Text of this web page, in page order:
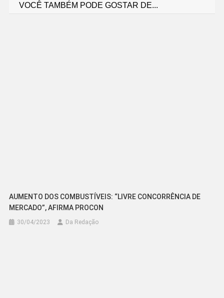
VOCÊ TAMBÉM PODE GOSTAR DE...
AUMENTO DOS COMBUSTÍVEIS: “LIVRE CONCORRÊNCIA DE
MERCADO”, AFIRMA PROCON
30/04/2023 Da Redação